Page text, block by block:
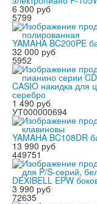
6 300 руб
5799
YAMAHA BC200PE
32 000 руб
5952
CASIO накидка для
серебро
1 490 руб
УТ000000694
YAMAHA BC108DR
13 990 руб
449751
DEXIBELL EPW
3 990 руб
72635